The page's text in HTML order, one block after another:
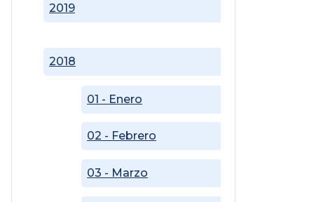
2018
01 - Enero
02 - Febrero
03 - Marzo
2019